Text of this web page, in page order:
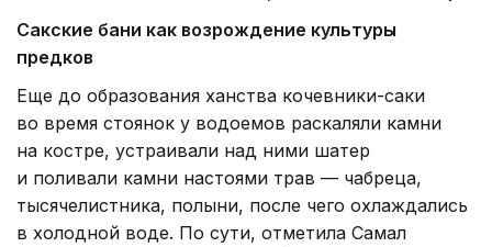
Сакские бани как возрождение культуры
предков
Еще до образования ханства кочевники-саки
во время стоянок у водоемов раскаляли камни
на костре, устраивали над ними шатер
и поливали камни настоями трав — чабреца,
тысячелистника, полыни, после чего охлаждались
в холодной воде. По сути, отметила Самал